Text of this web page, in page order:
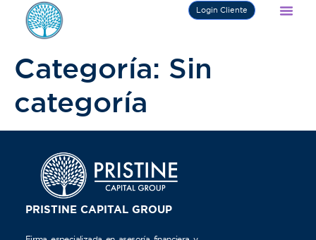
Login Cliente
Categoría: Sin
categoría
PRISTINE CAPITAL GROUP